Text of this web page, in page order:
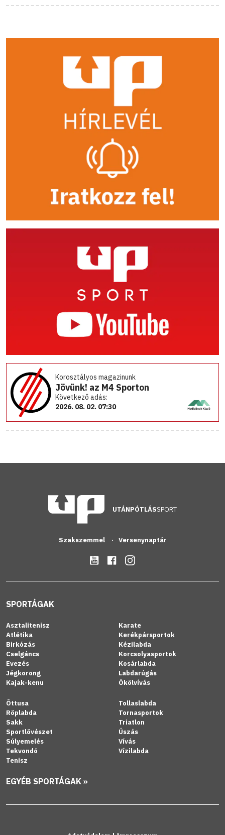
Korosztályos magazinunk
Jövünk! az M4 Sporton
Következő adás:
2026. 08. 02. 07:30
UTÁNPÓTLÁSSPORT
Szakszemmel Versenynaptár
SPORTÁGAK
Asztalitenisz
Atlétika
Birkózás
Cselgáncs
Evezés
Jégkorong
Kajak-kenu
Karate
Kerékpársportok
Kézilabda
Korcsolyasportok
Kosárlabda
Labdarúgás
Ökölvívás
Öttusa
Röplabda
Sakk
Sportlövészet
Súlyemelés
Tekvondó
Tenisz
Tollaslabda
Tornasportok
Triatlon
Úszás
Vívás
Vízilabda
EGYÉB SPORTÁGAK »